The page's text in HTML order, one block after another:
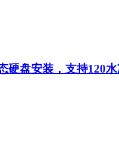
硬盘安装，支持120